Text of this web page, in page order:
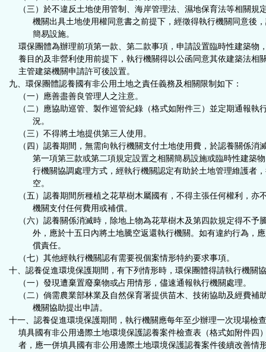
（三）於不違反土地使用管制、海岸管理法、濕地保育法等相關規
機關出具土地使用權同意書之前提下，經徵得執行機關同意後，
簡易設施。
環保團體為辦理前項第一款、第二款事項，申請設置臨時性建築物
養目的及非營利使用前提下，執行機關得以公函同意其依建築法相
主管建築機關申請許可後設置。
九、環保團體認養國有非公用土地之責任義務及相關限制如下：
（一）應善盡善良管理人之注意。
（二）應協助巡管、製作巡管紀錄（格式如附件三）並定期通報執
況。
（三）不得將土地提供第三人使用。
（四）認養期間，無需向執行機關支付土地使用費，於認養關係消
第一項第三款或第二項規定設置之相關簡易設施或臨時性建築物
行機關協調處理方式，經執行機關認定有助於土地管理維護者，
空。
（五）認養期間所種植之花草樹木屬國有，不得主張任何權利，亦
機關支付任何費用或補償。
（六）認養關係消滅時，除地上物為花草樹木及第四款規定得不予
外，應於十五日內將土地騰空返還執行機關。如有違約行為，應
償責任。
（七）其他經執行機關認有需要視個案情形特約要求事項。
十、認養促進環境保護期間，有下列情形時，環保團體得請執行機關
（一）發現遭棄置廢棄物或占用情形，儘速通報執行機關處理。
（二）倘需農業部林業及自然保育署提供苗木、技術協助及經費補
機關協助提出申請。
十一、認養促進環境保護期間，執行機關應每年至少辦理一次現場檢
填具國有非公用邊際土地環境保護認養案件檢查表（格式如附件四
者，應一併填具國有非公用邊際土地環境保護認養案件後續改善情